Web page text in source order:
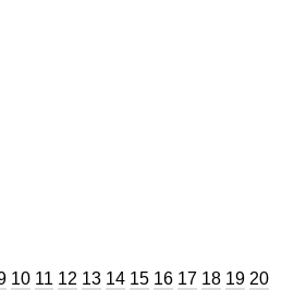
Trang
10 Trang
11 Trang
12 Trang
13 Trang
14 Trang
15 Trang
16 Trang
17 Trang
18 Trang
19 Trang
20